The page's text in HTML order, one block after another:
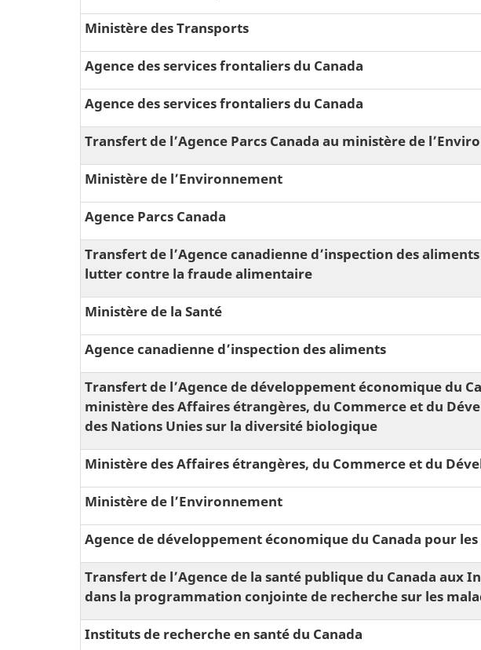
Ministère des Transports
Agence des services frontaliers du Canada
Agence des services frontaliers du Canada
Transfert de lʼAgence Parcs Canada au ministère de
Ministère de l’Environnement
Agence Parcs Canada
Transfert de l’Agence canadienne dʼinspection des
lutter contre la fraude alimentaire
Ministère de la Santé
Agence canadienne d’inspection des aliments
Transfert de l’Agence de développement économique du
ministère des Affaires étrangères, du Commerce et du
des Nations Unies sur la diversité biologique
Ministère des Affaires étrangères, du Commerce et du
Ministère de l’Environnement
Agence de développement économique du Canada pour
Transfert de l’Agence de la santé publique du Canada
dans la programmation conjointe de recherche sur les
Instituts de recherche en santé du Canada